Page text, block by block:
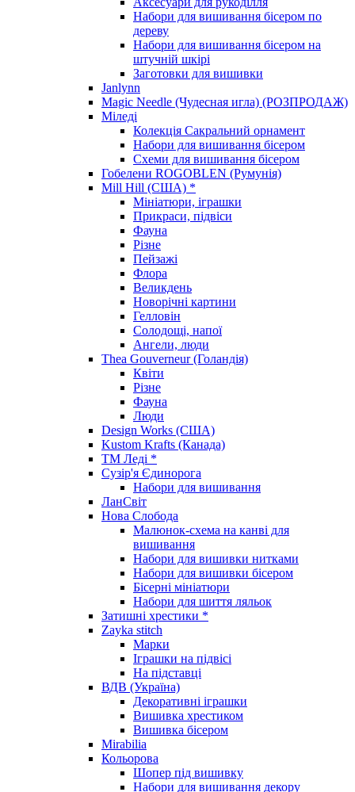
Набори для вишивання бісером по
дереву
Набори для вишивання бісером на
штучній шкірі
Заготовки для вишивки
Janlynn
Magic Needle (Чудесная игла) (РОЗПРОДАЖ)
Міледі
Колекція Сакральний орнамент
Набори для вишивання бісером
Схеми для вишивання бісером
Гобелени ROGOBLEN (Румунія)
Mill Hill (США) *
Мініатюри, іграшки
Прикраси, підвіси
Фауна
Різне
Пейзажі
Флора
Великдень
Новорічні картини
Гелловін
Солодощі, напої
Ангели, люди
Thea Gouverneur (Голандія)
Квіти
Різне
Фауна
Люди
Design Works (США)
Kustom Krafts (Канада)
ТМ Леді *
Сузір'я Єдинорога
Набори для вишивання
ЛанСвіт
Нова Слобода
Малюнок-схема на канві для
вишивання
Набори для вишивки нитками
Набори для вишивки бісером
Бісерні мініатюри
Набори для шиття ляльок
Затишні хрестики *
Zayka stitch
Марки
Іграшки на підвісі
На підставці
ВДВ (Україна)
Декоративні іграшки
Вишивка хрестиком
Вишивка бісером
Mirabilia
Кольорова
Шопер під вишивку
Набори для вишивання декору